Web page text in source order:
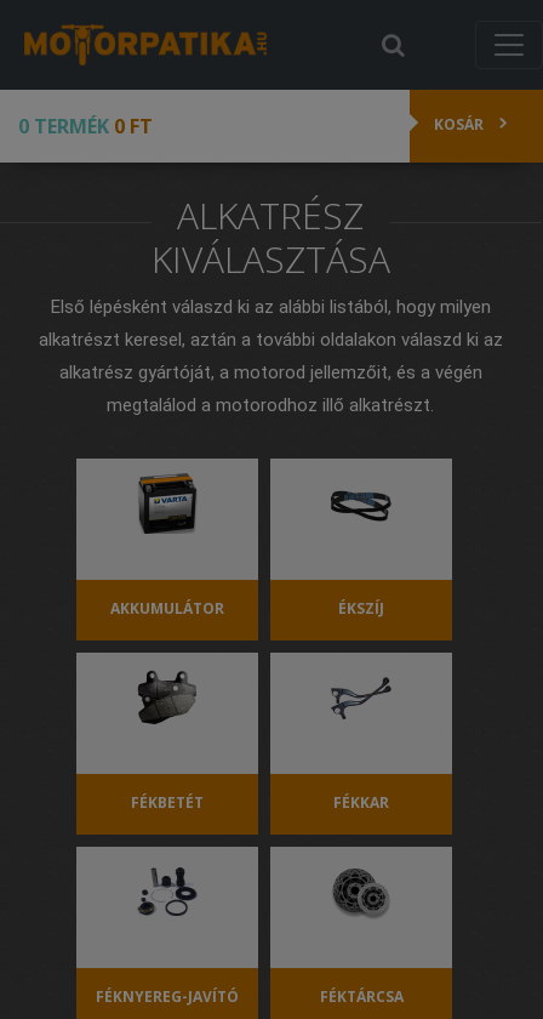
0 TERMÉK 0 FT KOSÁR
ALKATRÉSZ
KIVÁLASZTÁSA
Első lépésként válaszd ki az alábbi listából, hogy milyen
alkatrészt keresel, aztán a további oldalakon válaszd ki az
alkatrész gyártóját, a motorod jellemzőit, és a végén
megtalálod a motorodhoz illő alkatrészt.
AKKUMULÁTOR ÉKSZÍJ
FÉKBETÉT FÉKKAR
FÉKNYEREG-JAVÍTÓ FÉKTÁRCSA